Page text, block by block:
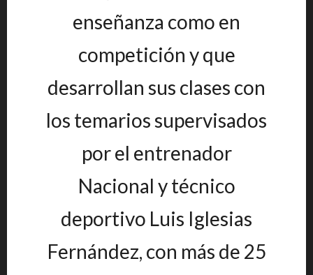
enseñanza como en
competición y que
desarrollan sus clases con
los temarios supervisados
por el entrenador
Nacional y técnico
deportivo Luis Iglesias
Fernández, con más de 25